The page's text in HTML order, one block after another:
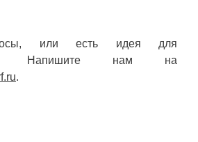
или есть идея для
Напишите нам на
.